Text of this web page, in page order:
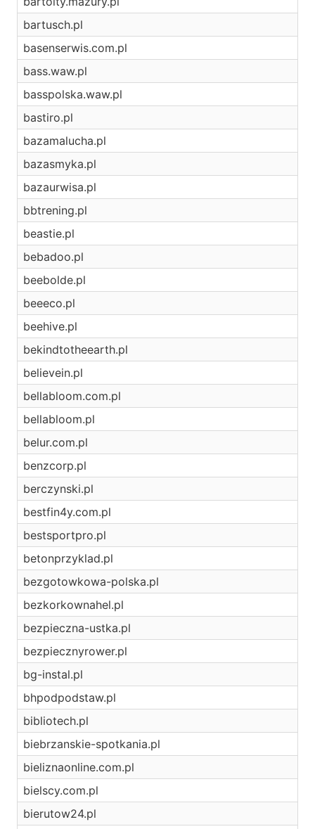
bartusch.pl
basenserwis.com.pl
bass.waw.pl
basspolska.waw.pl
bastiro.pl
bazamalucha.pl
bazasmyka.pl
bazaurwisa.pl
bbtrening.pl
beastie.pl
bebadoo.pl
beebolde.pl
beeeco.pl
beehive.pl
bekindtotheearth.pl
believein.pl
bellabloom.com.pl
bellabloom.pl
belur.com.pl
benzcorp.pl
berczynski.pl
bestfin4y.com.pl
bestsportpro.pl
betonprzyklad.pl
bezgotowkowa-polska.pl
bezkorkownahel.pl
bezpieczna-ustka.pl
bezpiecznyrower.pl
bg-instal.pl
bhpodpodstaw.pl
bibliotech.pl
biebrzanskie-spotkania.pl
bieliznaonline.com.pl
bielscy.com.pl
bierutow24.pl